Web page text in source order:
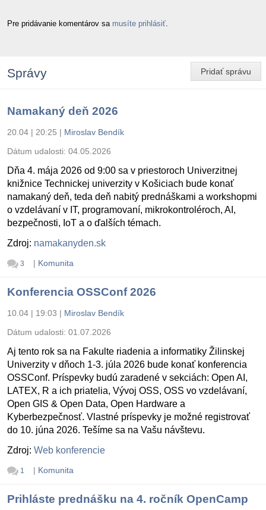
Pre pridávanie komentárov sa musíte prihlásiť
Pridať správu
Správy
Namakaný deň 2026
20.04 | 20:25 | Miroslav Bendík
Dátum udalosti: 04.05.2026
Dňa 4. mája 2026 od 9:00 sa v priestoroch Univerzitnej
knižnice Technickej univerzity v Košiciach bude konať
namakaný deň, teda deň nabitý prednáškami a workshopmi
o vzdelávaní v IT, programovaní, mikrokontroléroch, AI,
bezpečnosti, IoT a o ďalších témach.
Zdroj: namakanyden.sk
3 | Komunita
Konferencia OSSConf 2026
10.04 | 19:03 | Miroslav Bendík
Dátum udalosti: 01.07.2026
Aj tento rok sa na Fakulte riadenia a informatiky Žilinskej
Univerzity v dňoch 1-3. júla 2026 bude konať konferencia
OSSConf. Príspevky budú zaradené v sekciách: Open AI,
LATEX, R a ich priatelia, Vývoj OSS, OSS vo vzdelávaní,
Open GIS & Open Data, Open Hardware a
Kyberbezpečnosť. Vlastné príspevky je možné registrovať
do 10. júna 2026. Tešíme sa na Vašu návštevu.
Zdroj: Web konferencie
1 | Komunita
Prihláste prednášku na 4. ročník OpenCamp